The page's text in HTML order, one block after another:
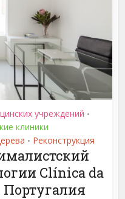
учреждений •
клиники
• Реконструкция
Clínica da
Португалия